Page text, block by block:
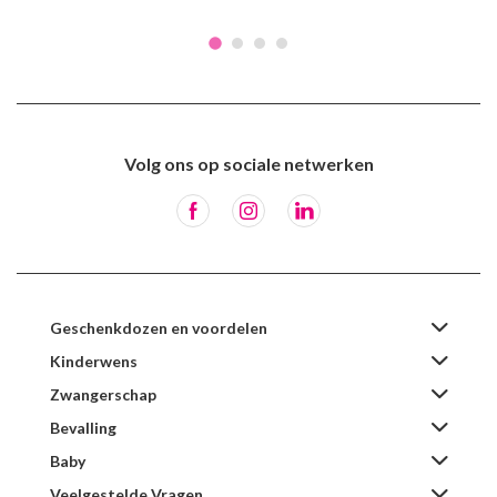
Volg ons op sociale netwerken
Geschenkdozen en voordelen
Kinderwens
Zwangerschap
Bevalling
Baby